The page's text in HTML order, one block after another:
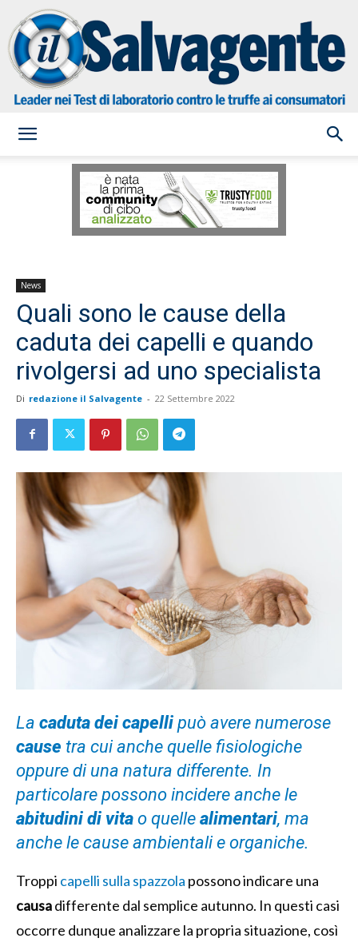
Salvagente
News
Quali sono le cause della
caduta dei capelli e quando
rivolgersi ad uno specialista
Di redazione il Salvagente - 22 Settembre 2022
La caduta dei capelli può avere numerose
cause tra cui anche quelle fisiologiche
oppure di una natura differente. In
particolare possono incidere anche le
abitudini di vita o quelle alimentari, ma
anche le cause ambientali e organiche.
Troppi capelli sulla spazzola possono indicare una
causadifferente dal semplice autunno. In questi casi
occorre dunque analizzare la propria situazione, così